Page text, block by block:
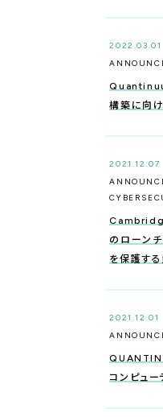
2022.03.01
構築に向
2021.12.07
のローン
を保護す
2021.12.01
コンピュー